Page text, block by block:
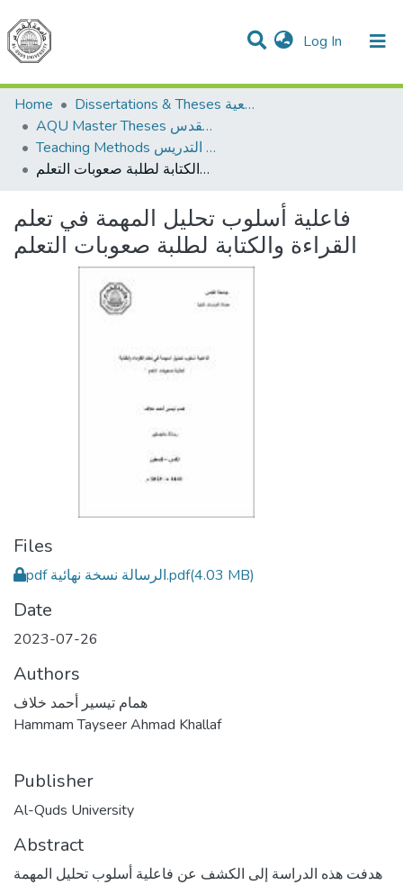
Log In (current)
Communities & Collections
All of DSpace
Home
Dissertations & Theses الرسائل الجامعية
AQU Master Theses الرسائل الجامعية الخاصة بجامعة القدس
Teaching Methods أساليب التدريس
فاعلية أسلوب تحليل المهمة في تعلم القراءة والكتابة لطلبة صعوبات التعلم
فاعلية أسلوب تحليل المهمة في تعلم
القراءة والكتابة لطلبة صعوبات التعلم
Files
pdf الرسالة نسخة نهائية.pdf(4.03 MB)
Date
2023-07-26
Authors
همام تيسير أحمد خلاف
Hammam Tayseer Ahmad Khallaf
Publisher
Al-Quds University
Abstract
هدفت هذه الدراسة إلى الكشف عن فاعلية أسلوب تحليل المهمة